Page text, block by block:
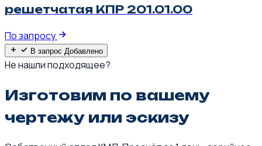
решетчатая КПР 201.01.00
По запросу
В запрос Добавлено
Не нашли подходящее?
Изготовим по вашему
чертежу или эскизу